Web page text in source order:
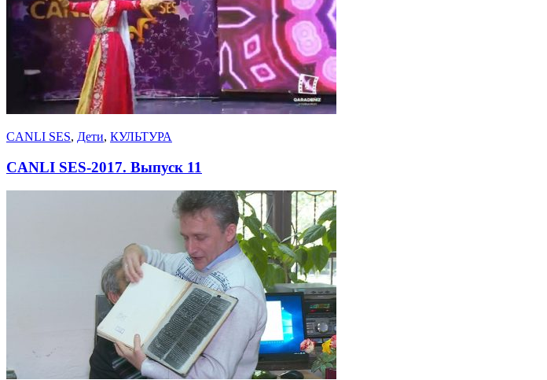
CANLI SES, Дети, КУЛЬТУРА
CANLI SES-2017. Выпуск 11